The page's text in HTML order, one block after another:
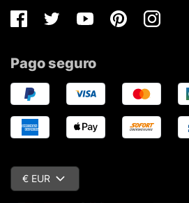
FacebookTwitterYoutubePinterestInstagram
Pago seguro
€ EUR